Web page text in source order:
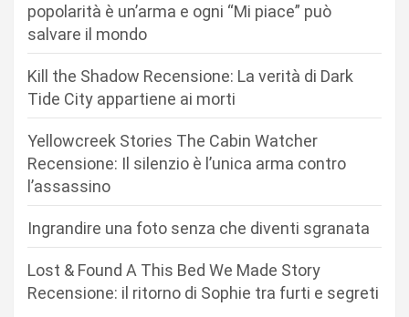
popolarità è un’arma e ogni “Mi piace” può
salvare il mondo
Kill the Shadow Recensione: La verità di Dark
Tide City appartiene ai morti
Yellowcreek Stories The Cabin Watcher
Recensione: Il silenzio è l’unica arma contro
l’assassino
Ingrandire una foto senza che diventi sgranata
Lost & Found A This Bed We Made Story
Recensione: il ritorno di Sophie tra furti e segreti